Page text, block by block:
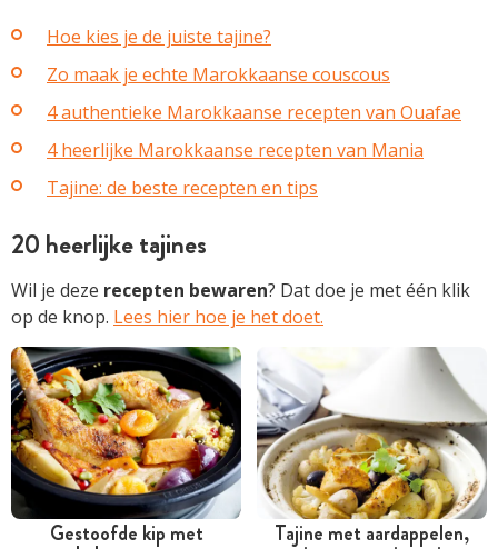
Hoe kies je de juiste tajine?
Zo maak je echte Marokkaanse couscous
4 authentieke Marokkaanse recepten van Ouafae
4 heerlijke Marokkaanse recepten van Mania
Tajine: de beste recepten en tips
20 heerlijke tajines
Wil je deze recepten bewaren? Dat doe je met één klik
op de knop. Lees hier hoe je het doet.
Gestoofde kip met Tajine met aardappelen,